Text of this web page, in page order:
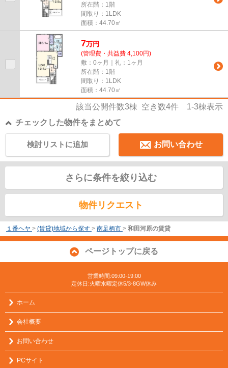
所在階：1階
間取り：1LDK
面積：44.70㎡
7万円
(管理費・共益費 4,100円)
敷：0ヶ月｜礼：1ヶ月
所在階：1階
間取り：1LDK
面積：44.70㎡
該当公開件数3棟 空き数4件 1-3棟表示
チェックした物件をまとめて
お問い合わせ
検討リストに追加
さらに条件を絞り込む
物件リクエスト
１番ヘヤ > (賃貸)地域から探す > 南足柄市 > 和田河原の賃貸
ページトップに戻る
営業時間:09:00-19:00
定休日:火曜水曜定休5/3-8GW休み
ホーム
会社概要
お問い合わせ
PCサイト